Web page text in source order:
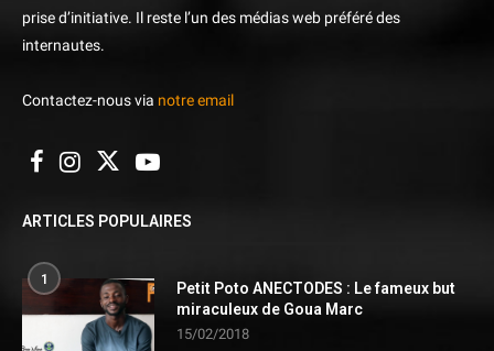
prise d’initiative. Il reste l’un des médias web préféré des
internautes.
Contactez-nous via notre email
ARTICLES POPULAIRES
1
Petit Poto ANECTODES : Le fameux but
miraculeux de Goua Marc
15/02/2018